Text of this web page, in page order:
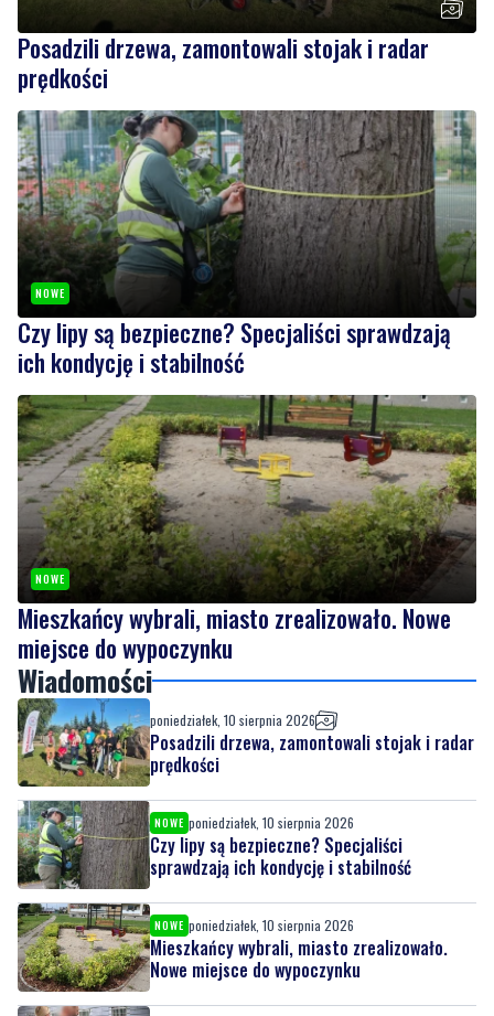
Posadzili drzewa, zamontowali stojak i radar
prędkości
NOWE
Czy lipy są bezpieczne? Specjaliści sprawdzają
ich kondycję i stabilność
NOWE
Mieszkańcy wybrali, miasto zrealizowało. Nowe
miejsce do wypoczynku
Wiadomości
poniedziałek, 10 sierpnia 2026
Posadzili drzewa, zamontowali stojak i radar
prędkości
NOWE poniedziałek, 10 sierpnia 2026
Czy lipy są bezpieczne? Specjaliści
sprawdzają ich kondycję i stabilność
NOWE poniedziałek, 10 sierpnia 2026
Mieszkańcy wybrali, miasto zrealizowało.
Nowe miejsce do wypoczynku